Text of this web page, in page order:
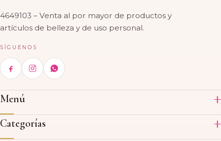
4649103 – Venta al por mayor de productos y
artículos de belleza y de uso personal.
SÍGUENOS
Menú
Inicio
Categorías